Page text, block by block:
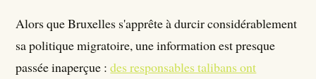
Alors que Bruxelles s'apprête à durcir considérablement
sa politique migratoire, une information est presque
passée inaperçue :des responsables talibans ont